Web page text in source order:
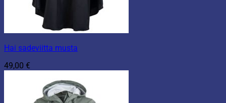
Hai sadeviitta musta
49,00 €